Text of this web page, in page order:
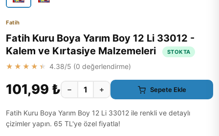
Fatih
Fatih Kuru Boya Yarım Boy 12 Li 33012 -
Kalem ve Kırtasiye Malzemeleri
STOKTA
★★★★★ 4.38/5 (0 değerlendirme)
101,99 ₺ − + Sepete Ekle
Fatih Kuru Boya Yarım Boy 12 Li 33012 ile renkli ve detaylı
çizimler yapın. 65 TL'ye özel fiyatla!